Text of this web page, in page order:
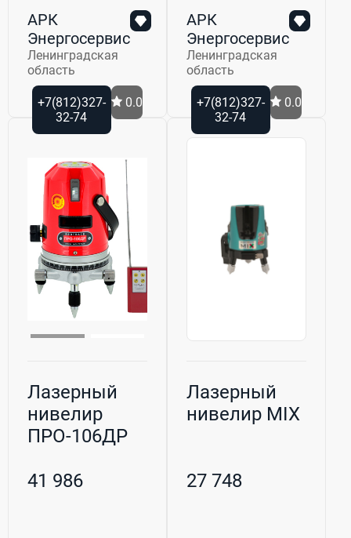
АРК
Энергосервис
Ленинградская
область
+7(812)327-
32-74
0.0
АРК
Энергосервис
Ленинградская
область
+7(812)327-
32-74
0.0
Лазерный
нивелир
ПРО-106ДР
41 986
Лазерный
нивелир MIX
27 748